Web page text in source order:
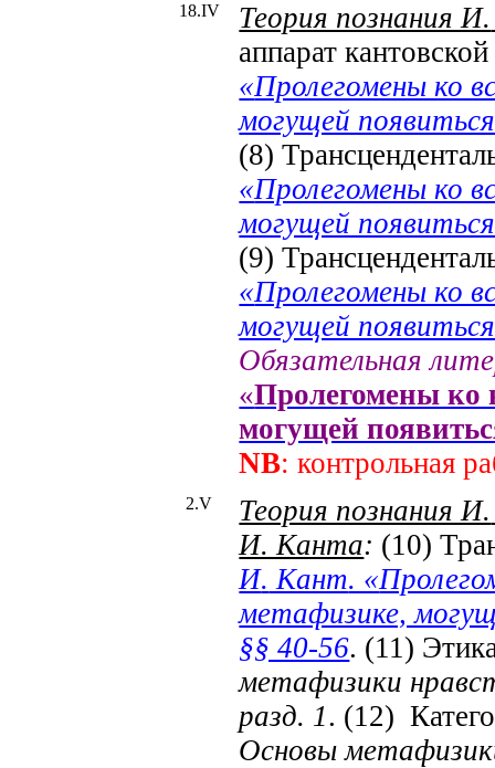
18.IV
Теория познания И.
аппарат
«Пролегомены ко
могущей
(8)
«Пролегомены ко
могущей
(9)
«Пролегомены ко
могущей
Обязательная
«Пролегомены ко
могущей
NB: контрольная
2.V
Теория познания И.
И. Канта: (10)
И. Кант. «
метафизике,
§§ 40-56. (11)
метафизики
разд. 1. (12)
Основы